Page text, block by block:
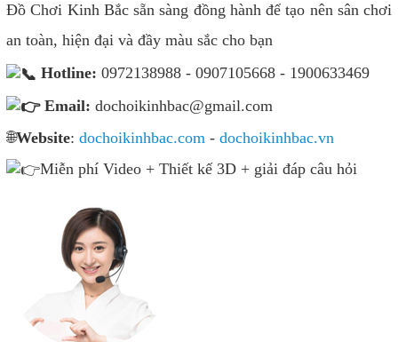
Đồ Chơi Kinh Bắc sẵn sàng đồng hành để tạo nên sân chơi
an toàn, hiện đại và đầy màu sắc cho bạn
Hotline: 0972138988 - 0907105668 - 1900633469
Email: dochoikinhbac@gmail.com
🌐Website: dochoikinhbac.com - dochoikinhbac.vn
Miễn phí Video + Thiết kế 3D + giải đáp câu hỏi